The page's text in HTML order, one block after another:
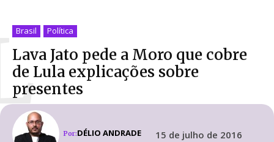
Brasil Política
Lava Jato pede a Moro que cobre
de Lula explicações sobre
presentes
Por:DÉLIO ANDRADE 15 de julho de 2016